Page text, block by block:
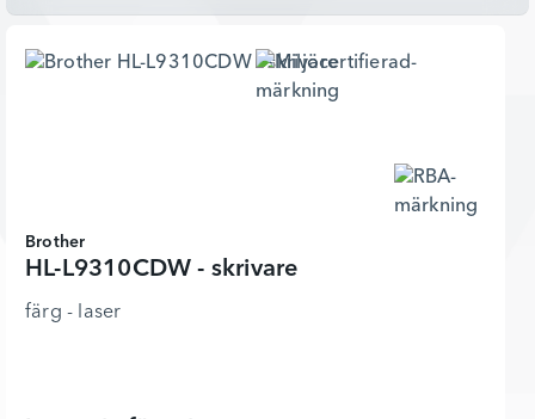
Brother
HL-L9310CDW - skrivare
färg - laser